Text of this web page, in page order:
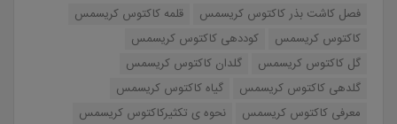
فصل کاشت بذر کاکتوس کریسمس
قلمه کاکتوس کریسمس
کاکتوس کریسمس
کوددهی کاکتوس کریسمس
گل کاکتوس کریسمس
گلدان کاکتوس کریسمس
گلدهی کاکتوس کریسمس
گیاه کاکتوس کریسمس
معرفی کاکتوس کریسمس
نحوه ی تکثیرکاکتوس کریسمس